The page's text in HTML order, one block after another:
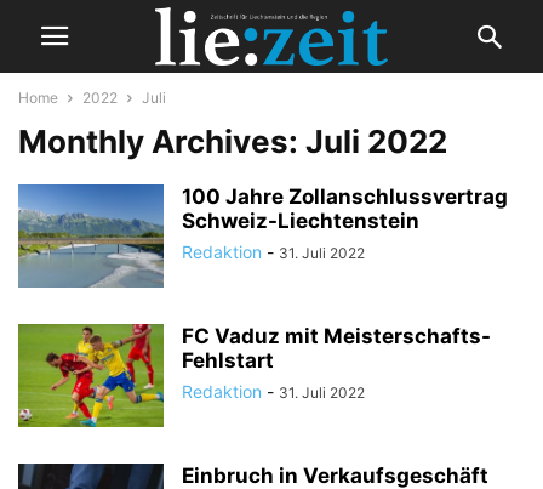
Home 2022 Juli
Monthly Archives: Juli 2022
100 Jahre Zollanschlussvertrag
Schweiz-Liechtenstein
Redaktion - 31. Juli 2022
FC Vaduz mit Meisterschafts-
Fehlstart
Redaktion - 31. Juli 2022
Einbruch in Verkaufsgeschäft